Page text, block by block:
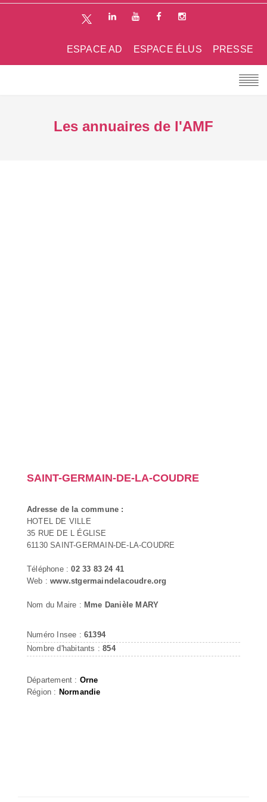
PRESSE
ESPACE ÉLUS
ESPACE AD
Les annuaires de l'AMF
SAINT-GERMAIN-DE-LA-COUDRE
Adresse de la commune :
HOTEL DE VILLE
35 RUE DE L ÉGLISE
61130 SAINT-GERMAIN-DE-LA-COUDRE
Téléphone :02 33 83 24 41
Web :www.stgermaindelacoudre.org
Nom du Maire : Mme Danièle MARY
Numéro Insee : 61394
Nombre d'habitants :854
Département : Orne
Région : Normandie